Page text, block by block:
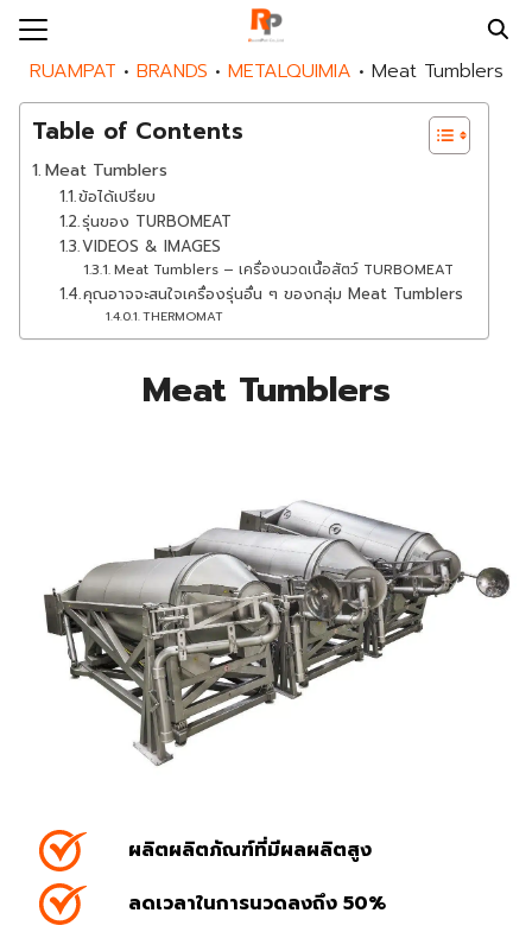
Skip
content
SERVICES
Search
RUAMPAT • BRANDS • METALQUIMIA • Meat Tumblers
Table of Contents
Meat Tumblers
ข้อได้เปรียบ
รุ่นของ TURBOMEAT
VIDEOS & IMAGES
Meat Tumblers – เครื่องนวดเนื้อสัตว์ TURBOMEAT
คุณอาจจะสนใจเครื่องรุ่นอื่น ๆ ของกลุ่ม Meat Tumblers
THERMOMAT
Meat Tumblers
ผลิตผลิตภัณฑ์ที่มีผลผลิตสูง
ลดเวลาในการนวดลงถึง 50%